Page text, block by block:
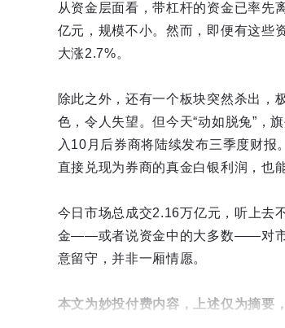
从资金层面看，带杠杆的资金已率
亿元，规模不小。然而，即便有这些
大涨2.7%。
除此之外，还有一个板块突然杀出
色，令人失望。但今天“动如脱兔”，
入10月后券商将陆续发布三季度财报
直接兑现为券商的真金白银利润，也
今日市场总成交2.16万亿元，听上去
金——或者说资金中的大多数——对市
意留守，并非一厢情愿。
本文为妙投付费内容，上述仅为摘要